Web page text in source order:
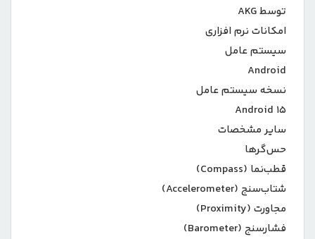
توسط AKG
امکانات نرم افزاری
سیستم عامل
Android
نسخه سیستم عامل
Android ۱۵
سایر مشخصات
حس‌گرها
قطب‌نما (Compass)
شتاب‌سنج (Accelerometer)
مجاورت (Proximity)
فشارسنج (Barometer)